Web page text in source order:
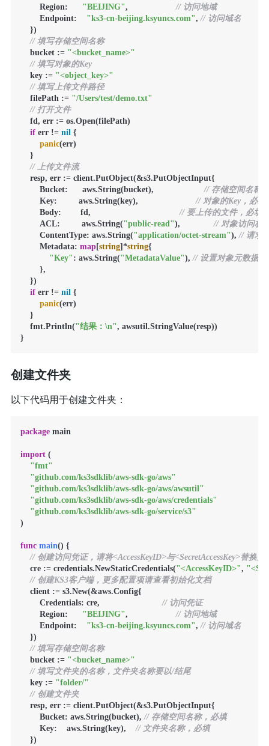
        Region:
"BEIJING", // 访问地域
        Endpoint:
"ks3-cn-beijing.ksyuncs.com", // 访问域名
    })
// 填写存储空间名称
    bucket :=
"<bucket_name>"
// 填写对象的Key
    key :=
"<object_key>"
// 填写上传文件路径
    filePath :=
"/Users/test/demo.txt"
// 打开文件
    fd, err := os.Open(filePath)
if err != nil {
panic(err)
    }
// 上传文件流
    resp, err := client.PutObject(&s3.PutObjectInput{
        Bucket:      aws.String(bucket),
// 存储空间名称
        Key:         aws.String(key),
// 对象的Key，必填
        Body:        fd,
// 要上传的文件，必填
        ACL:         aws.String(
"public-read"), // 对象访问权
        ContentType: aws.String(
"application/octet-stream"), // 请求
        Metadata:
map[string]*string{
"Key": aws.String("MetadataValue"), // 设置对象元数据，
        },
    })
if err != nil {
panic(err)
    }
    fmt.Println(
"结果：\n", awsutil.StringValue(resp))
}
创建文件夹
以下代码用于创建文件夹：
package main
import (
"fmt"
"github.com/ks3sdklib/aws-sdk-go/aws"
"github.com/ks3sdklib/aws-sdk-go/aws/awsutil"
"github.com/ks3sdklib/aws-sdk-go/aws/credentials"
"github.com/ks3sdklib/aws-sdk-go/service/s3"
)
func main() {
// 创建访问凭证，请将<AccessKeyID>与<SecretAccessKey>替换为
    cre := credentials.NewStaticCredentials(
"<AccessKeyID>",
// 创建KS3客户端，更多配置项请查看初始化文档
    client := s3.New(&aws.Config{
        Credentials: cre,
// 访问凭证
        Region:
"BEIJING", // 访问地域
        Endpoint:
"ks3-cn-beijing.ksyuncs.com", // 访问域名
    })
// 填写存储空间名称
    bucket :=
"<bucket_name>"
// 填写文件夹的名称，文件夹名称要以/结尾
    key :=
"folder/"
// 创建文件夹
    resp, err := client.PutObject(&s3.PutObjectInput{
        Bucket: aws.String(bucket),
// 存储空间名称，必填
        Key:    aws.String(key),
// 文件夹名称，必填
    })